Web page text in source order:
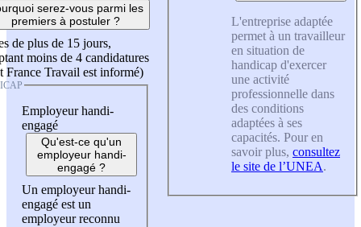
serez-vous parmi les
premiers à postuler ?
de plus de 15 jours,
moins de 4 candidatures
France Travail est informé)
Employeur handi-
engagé
Qu'est-ce qu'un
employeur handi-
engagé ?
Un employeur handi-
engagé est un
employeur reconnu
L'entreprise adaptée
permet à un travailleur
en situation de
handicap d'exercer
une activité
professionnelle dans
des conditions
adaptées à ses
capacités. Pour en
savoir plus, consultez
le site de l’UNEA.